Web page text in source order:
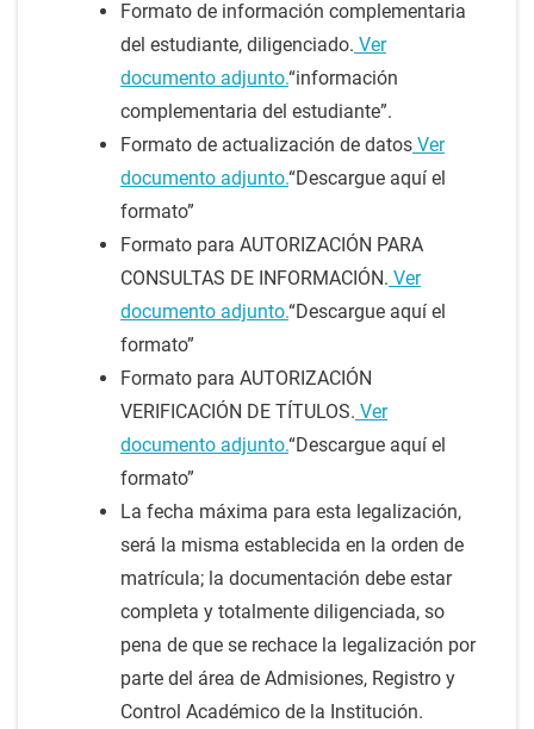
Formato de información complementaria
del estudiante, diligenciado. Ver
documento adjunto.“información
complementaria del estudiante”.
Formato de actualización de datos Ver
documento adjunto.“Descargue aquí el
formato”
Formato para AUTORIZACIÓN PARA
CONSULTAS DE INFORMACIÓN. Ver
documento adjunto.“Descargue aquí el
formato”
Formato para AUTORIZACIÓN
VERIFICACIÓN DE TÍTULOS. Ver
documento adjunto.“Descargue aquí el
formato”
La fecha máxima para esta legalización,
será la misma establecida en la orden de
matrícula; la documentación debe estar
completa y totalmente diligenciada, so
pena de que se rechace la legalización por
parte del área de Admisiones, Registro y
Control Académico de la Institución.